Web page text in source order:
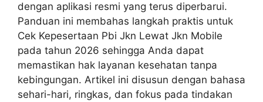
dengan aplikasi resmi yang terus diperbarui.
Panduan ini membahas langkah praktis untuk
Cek Kepesertaan Pbi Jkn Lewat Jkn Mobile
pada tahun 2026 sehingga Anda dapat
memastikan hak layanan kesehatan tanpa
kebingungan. Artikel ini disusun dengan bahasa
sehari-hari, ringkas, dan fokus pada tindakan